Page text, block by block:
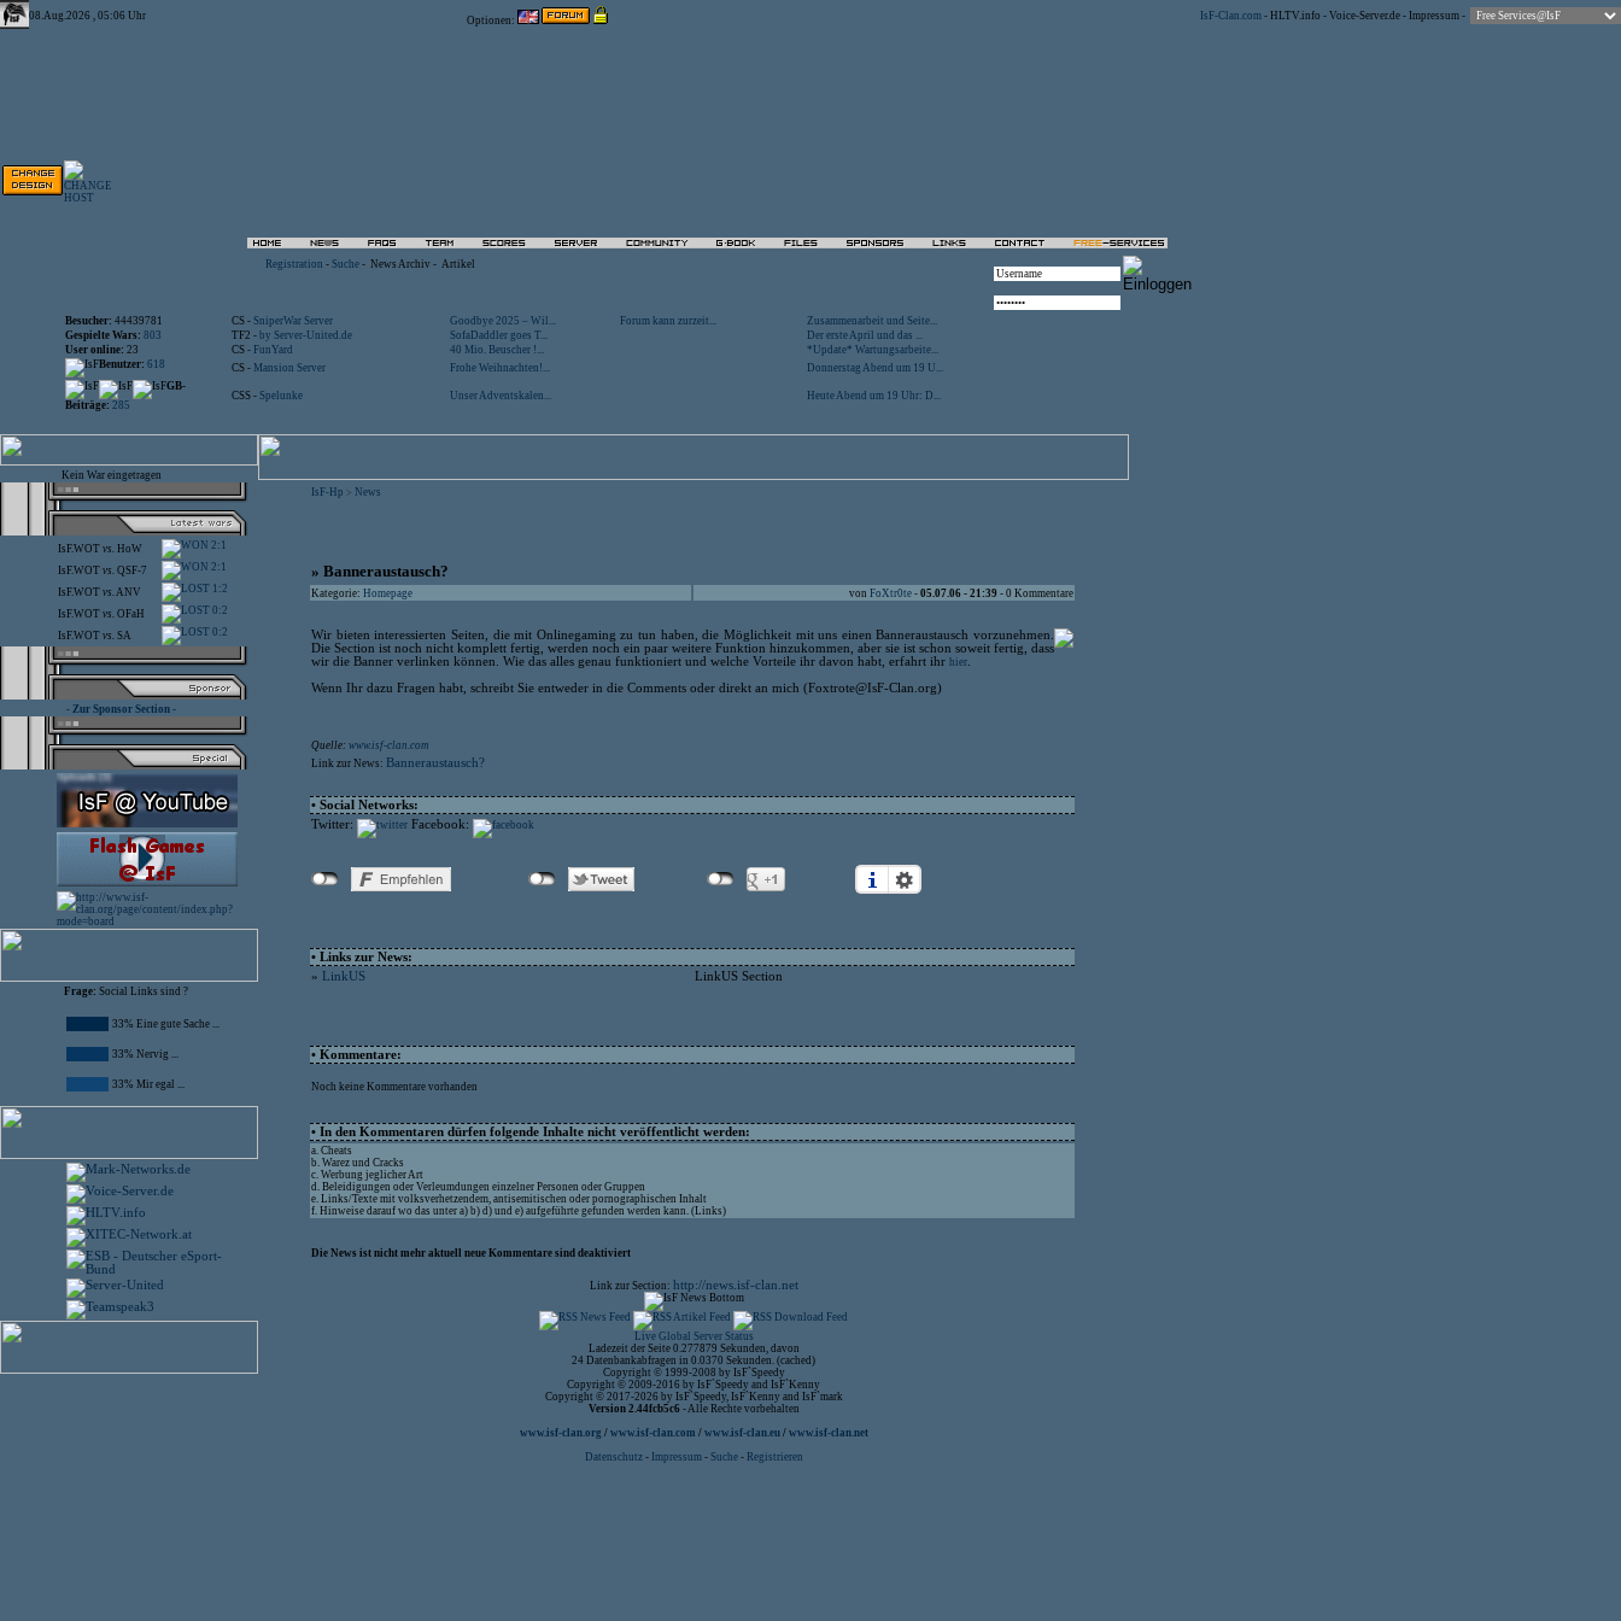
08.Aug.2026 , 05:06 Uhr Optionen: IsF-Clan.com - HLTV.info - Voice-Server.de - Impressum -
Registration - Suche - News Archiv - Artikel
Besucher: 44439781 CS - SniperWar Server Goodbye 2025 – Wil... Forum kann zurzeit...
Zusammenarbeit und Seite...
Gespielte Wars: 803 TF2 - by Server-United.de SofaDaddler goes T...
Der erste April und das ...
User online: 23 CS - FunYard 40 Mio. Beuscher !...
*Update* Wartungsarbeite...
Benutzer: 618 CS - Mansion Server Frohe Weihnachten!...
Donnerstag Abend um 19 U...
GB-
Beiträge: 285
CSS - Spelunke Unser Adventskalen... Heute Abend um 19 Uhr: D...
Kein War eingetragen
IsF.WOT vs. HoW 2:1
IsF.WOT vs. QSF-7 2:1
IsF.WOT vs.ANV 1:2
IsF.WOT vs. OFaH 0:2
IsF.WOT vs. SA 0:2
- Zur Sponsor Section -
Frage: Social Links sind ?
33% Eine gute Sache ...
33% Nervig ...
33% Mir egal ...
IsF-Hp > News
» Banneraustausch?
Kategorie: Homepage von FoXtr0te - 05.07.06 - 21:39 - 0 Kommentare
Wir bieten interessierten Seiten, die mit Onlinegaming zu tun haben, die Möglichkeit mit uns einen Banneraustausch vorzunehmen.
Die Section ist noch nicht komplett fertig, werden noch ein paar weitere Funktion hinzukommen, aber sie ist schon soweit fertig, dass
wir die Banner verlinken können. Wie das alles genau funktioniert und welche Vorteile ihr davon habt, erfahrt ihr hier
Wenn Ihr dazu Fragen habt, schreibt Sie entweder in die Comments oder direkt an mich (Foxtrote@IsF-Clan.org)
Quelle: www.isf-clan.com
Link zur News: Banneraustausch?
• Social Networks:
Twitter:
Facebook:
• Links zur News:
» LinkUS LinkUS Section
• Kommentare:
Noch keine Kommentare vorhanden
• In den Kommentaren dürfen folgende Inhalte nicht veröffentlicht werden:
a. Cheats
b. Warez und Cracks
c. Werbung jeglicher Art
d. Beleidigungen oder Verleumdungen einzelner Personen oder Gruppen
e. Links/Texte mit volksverhetzendem, antisemitischen oder pornographischen Inhalt
f. Hinweise darauf wo das unter a) b) d) und e) aufgeführte gefunden werden kann. (Links)
Die News ist nicht mehr aktuell neue Kommentare sind deaktiviert
Link zur Section: http://news.isf-clan.net
Live Global Server Status
Ladezeit der Seite 0.277879 Sekunden, davon
24 Datenbankabfragen in 0.0370 Sekunden. (cached)
Copyright © 1999-2008 by IsF`Speedy
Copyright © 2009-2016 by IsF`Speedy and IsF`Kenny
Copyright © 2017-2026 by IsF`Speedy, IsF`Kenny and IsF`mark
Version 2.44fcb5c6 - Alle Rechte vorbehalten
www.isf-clan.org / www.isf-clan.com / www.isf-clan.eu/ www.isf-clan.net
Datenschutz - Impressum- Suche- Registrieren